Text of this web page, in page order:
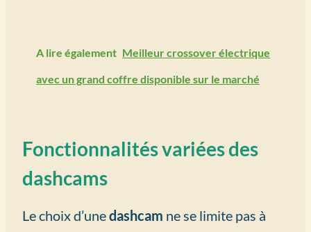
A lire également Meilleur crossover électrique
avec un grand coffre disponible sur le marché
Fonctionnalités variées des
dashcams
Le choix d’unedashcam ne se limite pas à